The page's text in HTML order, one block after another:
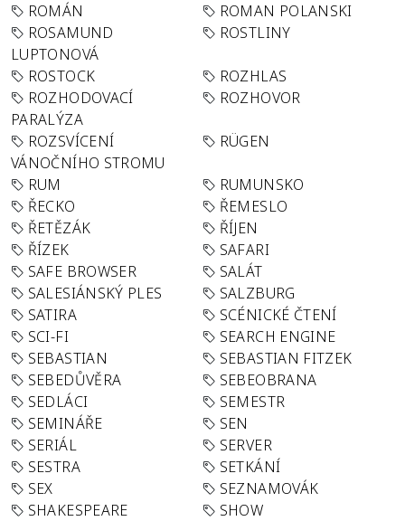
ROMÁN
ROMAN POLANSKI
ROSAMUND
LUPTONOVÁ
ROSTLINY
ROSTOCK
ROZHLAS
ROZHODOVACÍ
PARALÝZA
ROZHOVOR
ROZSVÍCENÍ
VÁNOČNÍHO STROMU
RÜGEN
RUM
RUMUNSKO
ŘECKO
ŘEMESLO
ŘETĚZÁK
ŘÍJEN
ŘÍZEK
SAFARI
SAFE BROWSER
SALÁT
SALESIÁNSKÝ PLES
SALZBURG
SATIRA
SCÉNICKÉ ČTENÍ
SCI-FI
SEARCH ENGINE
SEBASTIAN
SEBASTIAN FITZEK
SEBEDŮVĚRA
SEBEOBRANA
SEDLÁCI
SEMESTR
SEMINÁŘE
SEN
SERIÁL
SERVER
SESTRA
SETKÁNÍ
SEX
SEZNAMOVÁK
SHAKESPEARE
SHOW